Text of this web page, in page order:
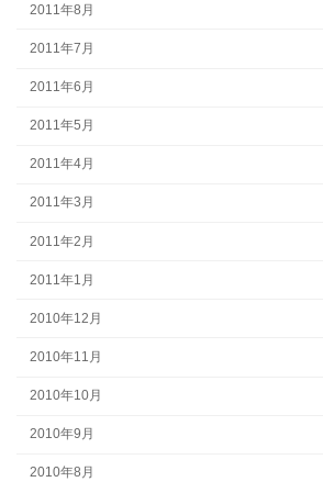
2011年8月
2011年7月
2011年6月
2011年5月
2011年4月
2011年3月
2011年2月
2011年1月
2010年12月
2010年11月
2010年10月
2010年9月
2010年8月